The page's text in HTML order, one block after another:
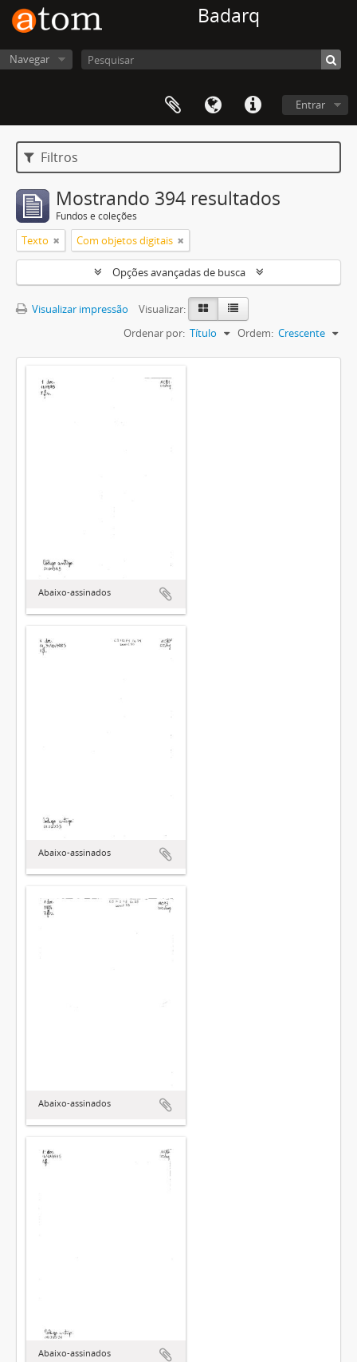
Badarq
Navegar
Entrar
Filtros
Mostrando 394 resultados
Fundos e coleções
Texto Com objetos digitais
Opções avançadas de busca
Visualizar impressão
Visualizar:
Ordenar por: Título Ordem: Crescente
Abaixo-assinados
Abaixo-assinados
Abaixo-assinados
Abaixo-assinados